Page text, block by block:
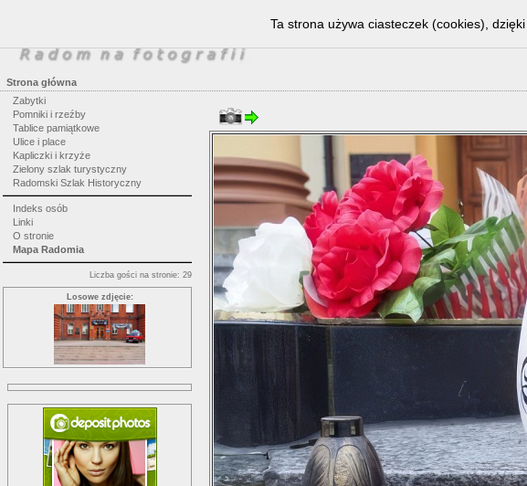
Strona główna
Zabytki
Pomniki i rzeźby
Tablice pamiątkowe
Ulice i place
Kapliczki i krzyże
Zielony szlak turystyczny
Radomski Szlak Historyczny
Indeks osób
Linki
O stronie
Mapa Radomia
Liczba gości na stronie: 29
Losowe zdjęcie:
Ta strona używa ciasteczek (cookies),